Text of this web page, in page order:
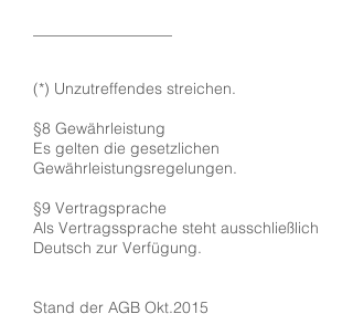
(*) Unzutreffendes streichen.
§8 Gewährleistung
Es gelten die gesetzlichen
Gewährleistungsregelungen.
§9 Vertragsprache
Als Vertragssprache steht ausschließlich
Deutsch zur Verfügung.
Stand der AGB Okt.2015